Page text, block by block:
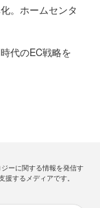
。ホームセンタ
代のEC戦略を
ーに関する情報を発信す
するメディアです。